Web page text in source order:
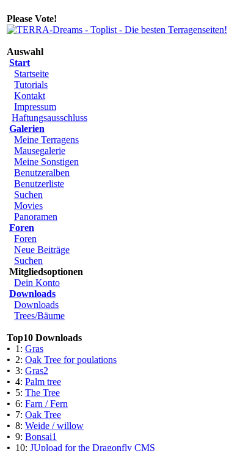
Please Vote!
Auswahl
Start
Startseite
Tutorials
Kontakt
Impressum
Haftungsausschluss
Galerien
Meine Terragens
Mausegalerie
Meine Sonstigen
Benutzeralben
Benutzerliste
Suchen
Movies
Panoramen
Foren
Foren
Neue Beiträge
Suchen
Mitgliedsoptionen
Dein Konto
Downloads
Downloads
Trees/Bäume
Top10 Downloads
• 1: Gras
• 2: Oak Tree for poulations
• 3: Gras2
• 4: Palm tree
• 5: The Tree
• 6: Farn / Fern
• 7: Oak Tree
• 8: Weide / willow
• 9: Bonsai1
• 10: JUpload for the Dragonfly CMS